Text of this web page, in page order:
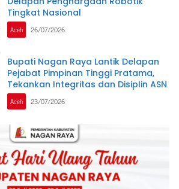
Tingkat Nasional
Aceh 26/07/2026
Bupati Nagan Raya Lantik Delapan
Pejabat Pimpinan Tinggi Pratama,
Tekankan Integritas dan Disiplin ASN
Aceh 23/07/2026